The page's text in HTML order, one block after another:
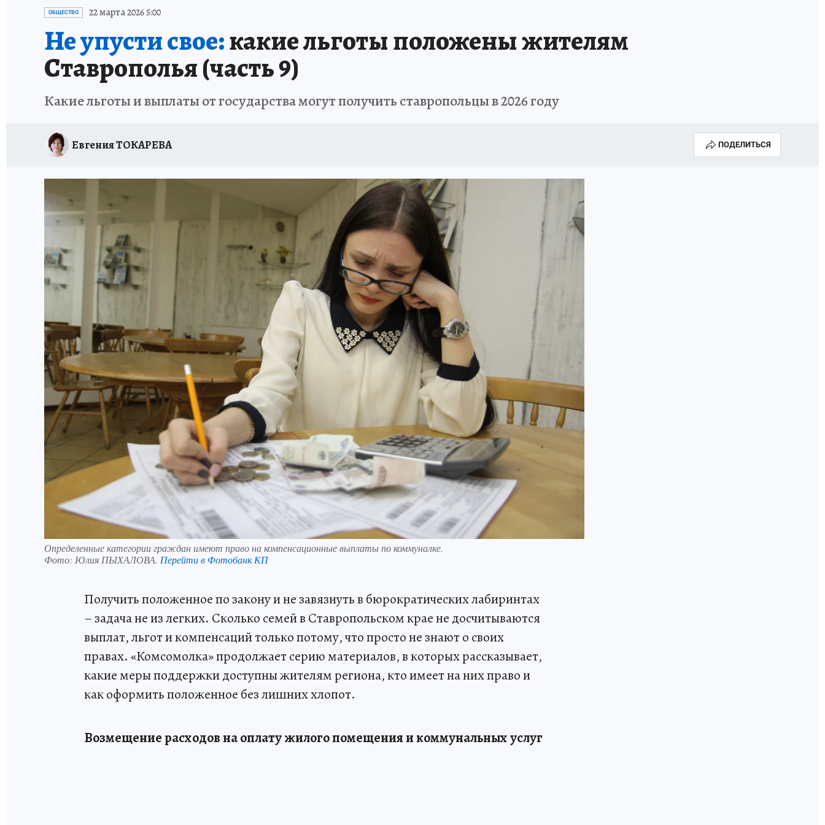
ПРОИСШЕСТВИЯ
ОБЩЕСТВО 22 марта 2026 5:00
Не упусти свое:какие льготы положены жителям
Ставрополья (часть 9)
Какие льготы и выплаты от государства могут получить ставропольцы в 2026 году
Евгения ТОКАРЕВА ПОДЕЛИТЬСЯ
Определенные категории граждан имеют право на компенсационные выплаты по коммуналке.
Фото: Юлия ПЫХАЛОВА. Перейти в Фотобанк КП
Получить положенное по закону и не завязнуть в бюрократических лабиринтах
– задача не из легких. Сколько семей в Ставропольском крае не досчитываются
выплат, льгот и компенсаций только потому, что просто не знают о своих
правах. «Комсомолка» продолжает серию материалов, в которых рассказывает,
какие меры поддержки доступны жителям региона, кто имеет на них право и
как оформить положенное без лишних хлопот.
Возмещение расходов на оплату жилого помещения и коммунальных услуг